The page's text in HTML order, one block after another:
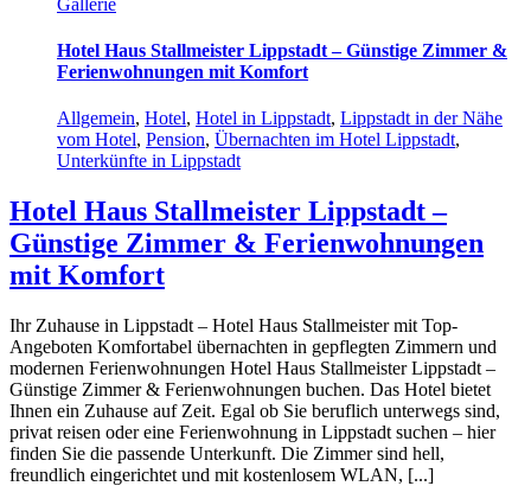
Hotel Haus Stallmeister Lippstadt – Günstige Zimmer &
Ferienwohnungen mit Komfort
Allgemein, Hotel, Hotel in Lippstadt, Lippstadt in der Nähe
vom Hotel, Pension, Übernachten im Hotel Lippstadt,
Unterkünfte in Lippstadt
Hotel Haus Stallmeister Lippstadt –
Günstige Zimmer & Ferienwohnungen
mit Komfort
Ihr Zuhause in Lippstadt – Hotel Haus Stallmeister mit Top-
Angeboten Komfortabel übernachten in gepflegten Zimmern und
modernen Ferienwohnungen Hotel Haus Stallmeister Lippstadt –
Günstige Zimmer & Ferienwohnungen buchen. Das Hotel bietet
Ihnen ein Zuhause auf Zeit. Egal ob Sie beruflich unterwegs sind,
privat reisen oder eine Ferienwohnung in Lippstadt suchen – hier
finden Sie die passende Unterkunft. Die Zimmer sind hell,
freundlich eingerichtet und mit kostenlosem WLAN, [...]